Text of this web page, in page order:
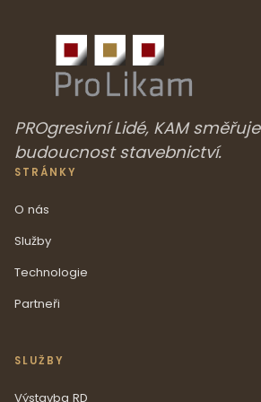
PROgresivní Lidé, KAM směřuje
budoucnost stavebnictví.
STRÁNKY
O nás
Služby
Technologie
Partneři
SLUŽBY
Výstavba RD